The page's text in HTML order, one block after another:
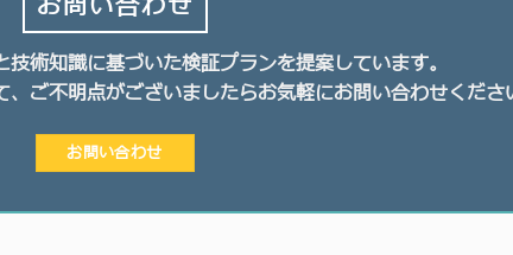
お問い合わせ
術知識に基づいた検証プランを提案しています。
ご不明点がございましたらお気軽にお問い合わせくださ
お問い合わせ